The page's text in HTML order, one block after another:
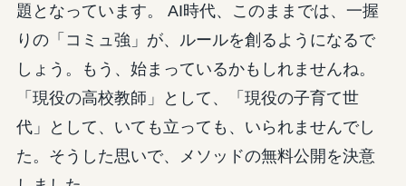
題となっています。 AI時代、このままでは、一握
りの「コミュ強」が、ルールを創るようになるで
しょう。もう、始まっているかもしれませんね。
「現役の高校教師」として、「現役の子育て世
代」として、いても立っても、いられませんでし
た。そうした思いで、メソッドの無料公開を決意